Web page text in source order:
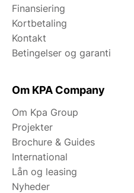
Finansiering
Kortbetaling
Kontakt
Betingelser og garanti
Om KPA Company
Om Kpa Group
Projekter
Brochure & Guides
International
Lån og leasing
Nyheder